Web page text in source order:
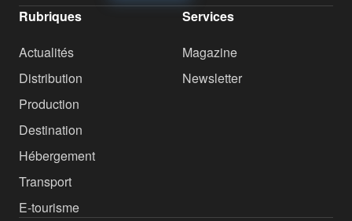
Rubriques
Actualités
Distribution
Production
Destination
Hébergement
Transport
E-tourisme
Services
Magazine
Newsletter